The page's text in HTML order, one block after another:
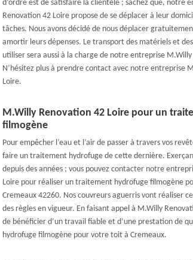
d’ordre est de satisfaire la clientèle ; sachez que, notre
Renovation 42 Loire propose de se déplacer à leur
tâches. Nous avons décidé de nous déplacer
amortir leurs dépenses. Le transport des matériels et
utiliser sera aussi à la charge de notre entreprise
N’hésitez plus à prendre contact avec notre entreprise
Loire.
M.Willy Renovation 42 Loire pour un
filmogène
Pour empêcher l’eau et l’air de passer à travers vos
faire un traitement hydrofuge de cette dernière.
depuis des années ; vous pouvez contacter notre
Loire pour réaliser un traitement hydrofuge filmogène
Cremeaux 42260. Nos couvreurs aguerris vont réaliser
des règles en vigueur. En faisant appel à M.Willy
de bénéficier d’un travail fiable et d’une prestation de
hydrofuge filmogène pour votre toit à Cremeaux.